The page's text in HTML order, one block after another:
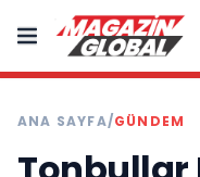
ANA SAYFA/GÜNDEM